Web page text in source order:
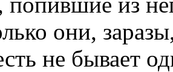
они,
не бывает